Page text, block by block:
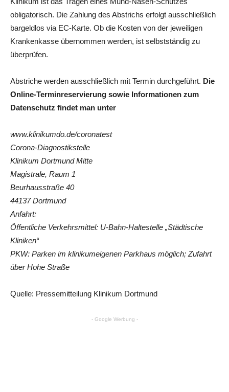
obligatorisch. Die Zahlung des Abstrichs erfolgt ausschließlich
bargeldlos via EC-Karte. Ob die Kosten von der jeweiligen
Krankenkasse übernommen werden, ist selbstständig zu
überprüfen.
Abstriche werden ausschließlich mit Termin durchgeführt. Die
Online-Terminreservierung sowie Informationen zum
Datenschutz findet man unter
www.klinikumdo.de/coronatest
Corona-Diagnostikstelle
Klinikum Dortmund Mitte
Magistrale, Raum 1
Beurhausstraße 40
44137 Dortmund
Anfahrt:
Öffentliche Verkehrsmittel: U-Bahn-Haltestelle „Städtische
Kliniken“
PKW: Parken im klinikumeigenen Parkhaus möglich; Zufahrt
über Hohe Straße
Quelle: Pressemitteilung Klinikum Dortmund
- Google Werbung -